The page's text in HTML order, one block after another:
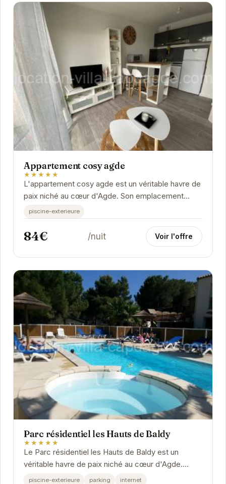
Appartement cosy agde
★★★★★
L'appartement cosy agde est un véritable havre de
paix niché au cœur d'Agde. Son emplacement
privilégié vous permettra de profiter pleinement...
piscine-exterieure
84€ /nuit Voir l'offre
Parc résidentiel les Hauts de Baldy
★★★★★
Le Parc résidentiel les Hauts de Baldy est un
véritable havre de paix niché au cœur d'Agde.
Offrant un cadre idéal pour des vacances en
piscine-exterieure parking
internet